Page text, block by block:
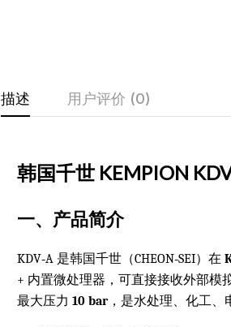
描述 用户评价 (0)
韩国千世 KEMPION
一、产品简介
KDV‑A 是韩国千世（CHEON‑SEI）在
+ 内置微处理器，可直接接收外部模
最大压力10 bar，是水处理、化工、